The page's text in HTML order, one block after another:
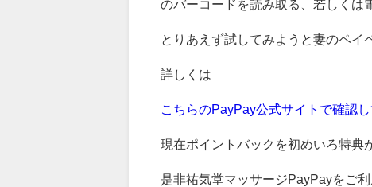
のバーコードを読み取る、若しくは
とりあえず試してみようと妻のペイ
詳しくは
こちらのPayPay公式サイトで確認
現在ポイントバックを初めいろ特典
是非祐気堂マッサージPayPayをご利